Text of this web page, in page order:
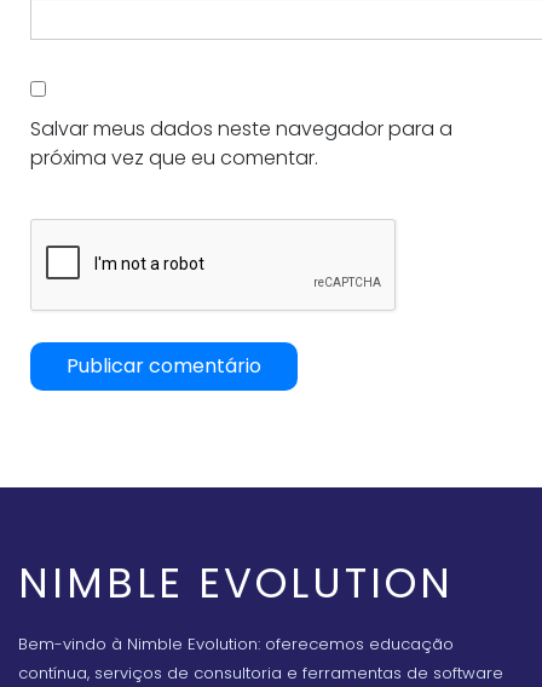
Salvar meus dados neste navegador para a
próxima vez que eu comentar.
NIMBLE EVOLUTION
Bem-vindo à Nimble Evolution: oferecemos educação
contínua, serviços de consultoria e ferramentas de software